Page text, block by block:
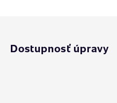
Dostupnosť úpravy